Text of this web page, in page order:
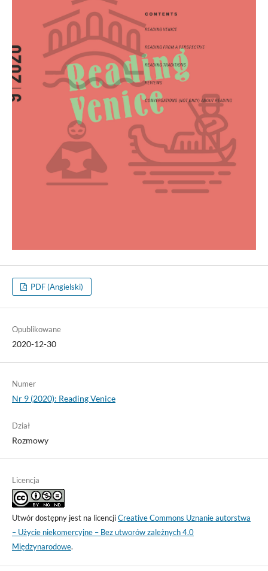
PDF (Angielski)
Opublikowane
2020-12-30
Numer
Nr 9 (2020): Reading Venice
Dział
Rozmowy
Licencja
Utwór dostępny jest na licencjiCreative Commons Uznanie autorstwa
– Użycie niekomercyjne – Bez utworów zależnych 4.0
Międzynarodowe.